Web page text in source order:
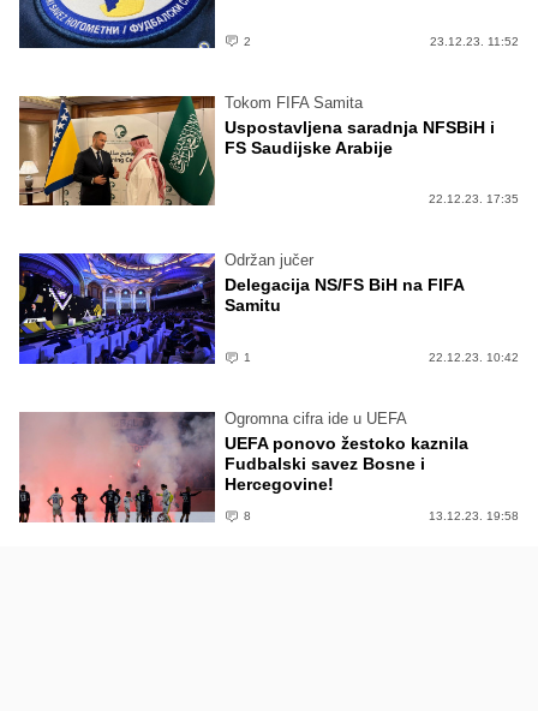
2 23.12.23. 11:52
Tokom FIFA Samita
Uspostavljena saradnja NFSBiH i
FS Saudijske Arabije
22.12.23. 17:35
Održan jučer
Delegacija NS/FS BiH na FIFA
Samitu
1 22.12.23. 10:42
Ogromna cifra ide u UEFA
UEFA ponovo žestoko kaznila
Fudbalski savez Bosne i
Hercegovine!
8 13.12.23. 19:58